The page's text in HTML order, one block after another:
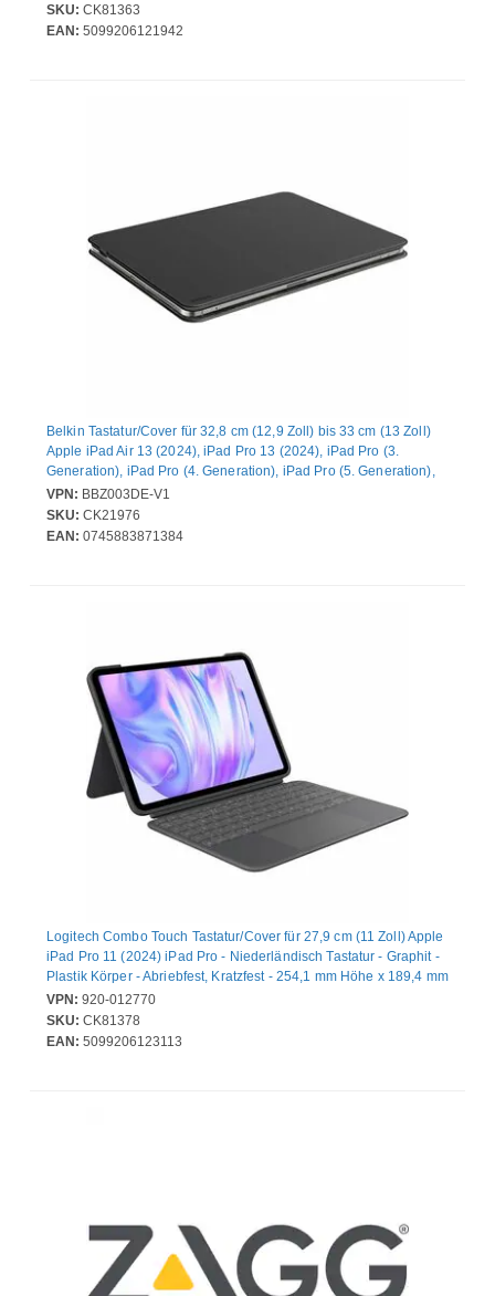
SKU: CK81363
EAN: 5099206121942
Belkin Tastatur/Cover für 32,8 cm (12,9 Zoll) bis 33 cm (13 Zoll)
Apple iPad Air 13 (2024), iPad Pro 13 (2024), iPad Pro (3.
Generation), iPad Pro (4. Generation), iPad Pro (5. Generation),
iPad Pro (6th Generation) Tablet - Synthetikleder Körper -
Rutschfest, Kratzfest - 17,2 mm Höhe x 230 mm Breite x 285 mm
Tiefe
VPN: BBZ003DE-V1
SKU: CK21976
EAN: 0745883871384
Logitech Combo Touch Tastatur/Cover für 27,9 cm (11 Zoll) Apple
iPad Pro 11 (2024) iPad Pro - Niederländisch Tastatur - Graphit -
Plastik Körper - Abriebfest, Kratzfest - 254,1 mm Höhe x 189,4 mm
Breite x 13,5 mm Tiefe
VPN: 920-012770
SKU: CK81378
EAN: 5099206123113